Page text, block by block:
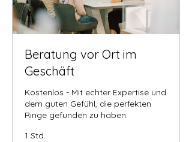
Beratung vor Ort im
Geschäft
Kostenlos - Mit echter Expertise und
dem guten Gefühl, die perfekten
Ringe gefunden zu haben.
1 Std.